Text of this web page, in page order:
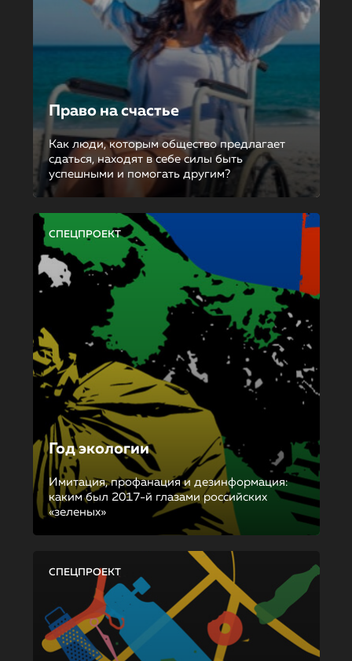
Право на счастье
Как люди, которым общество предлагает
сдаться, находят в себе силы быть
успешными и помогать другим?
СПЕЦПРОЕКТ
Год экологии
Имитация, профанация и дезинформация:
каким был 2017-й глазами российских
«зеленых»
СПЕЦПРОЕКТ